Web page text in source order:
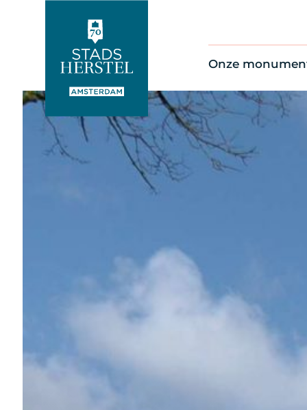
Onze
Alle
Op de kaart
Thema’s